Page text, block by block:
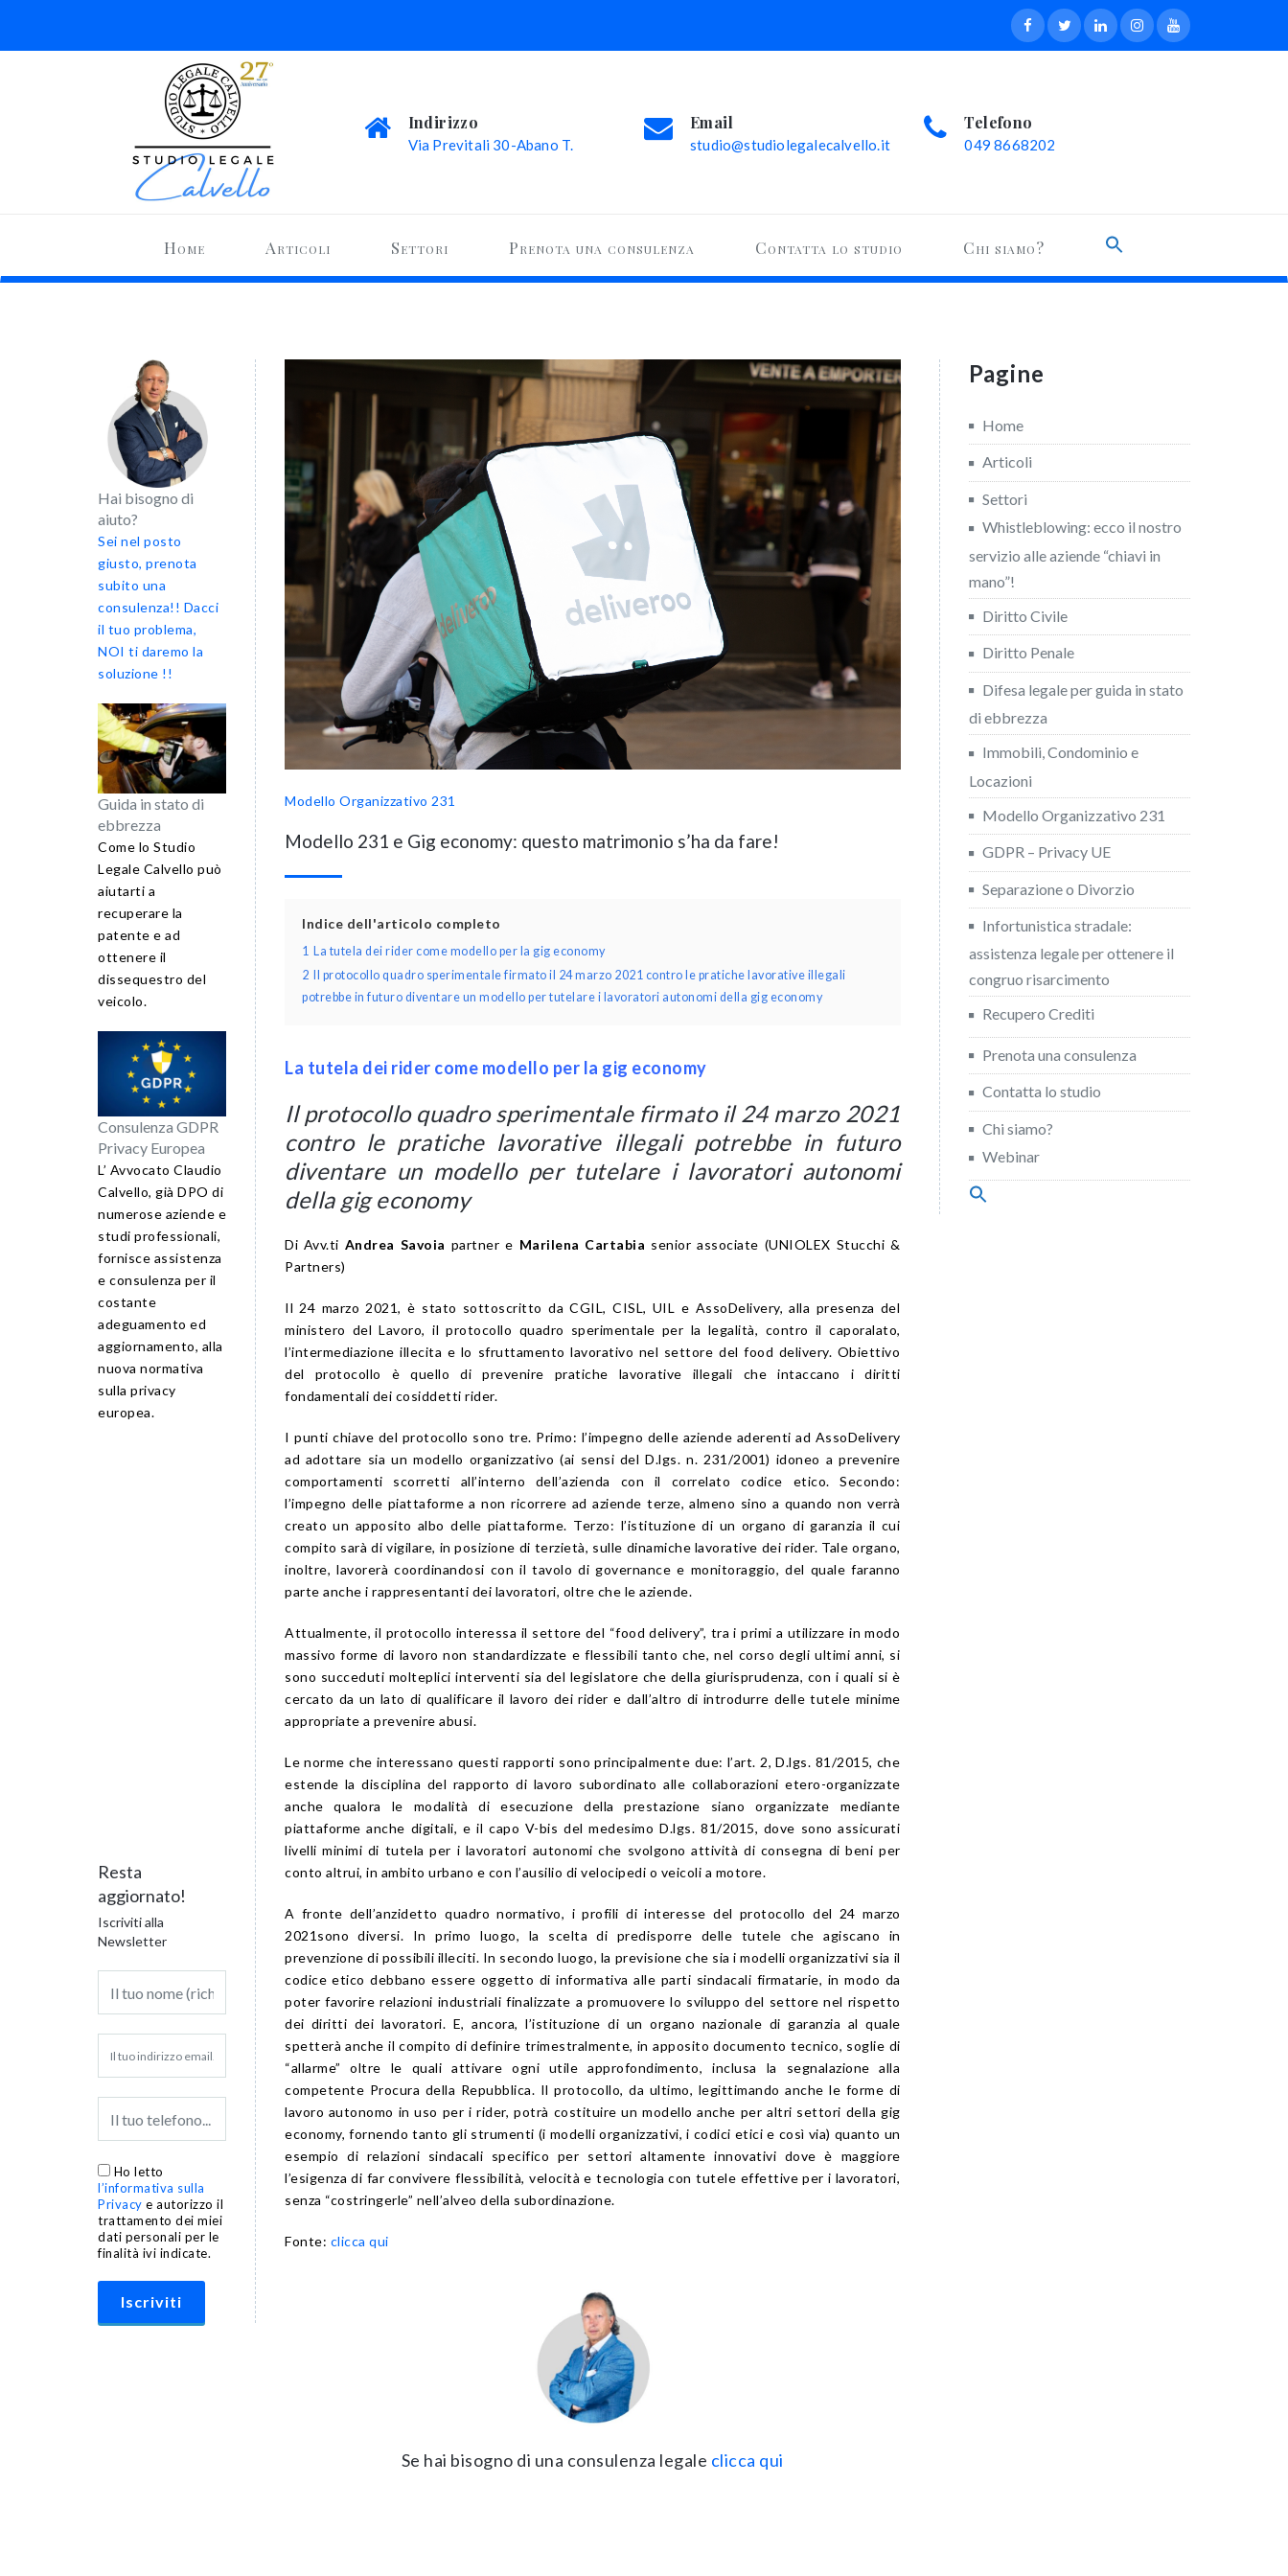
Indirizzo
Via Previtali 30-Abano T.
Email
studio@studiolegalecalvello.it
Telefono
049 8668202
Home Articoli Settori Prenota una consulenza Contatta lo studio Chi siamo?
Hai bisogno di
aiuto?
Sei nel posto
giusto, prenota
subito una
consulenza!! Dacci
il tuo problema,
NOI ti daremo la
soluzione !!
Guida in stato di
ebbrezza
Come lo Studio
Legale Calvello può
aiutarti a
recuperare la
patente e ad
ottenere il
dissequestro del
veicolo.
Consulenza GDPR
Privacy Europea
L’ Avvocato Claudio
Calvello, già DPO di
numerose aziende e
studi professionali,
fornisce assistenza
e consulenza per il
costante
adeguamento ed
aggiornamento, alla
nuova normativa
sulla privacy
europea.
Resta
aggiornato!
Iscriviti alla
Newsletter
Ho letto
l’informativa sulla
Privacy e autorizzo il
trattamento dei miei
dati personali per le
finalità ivi indicate.
Modello Organizzativo 231
Modello 231 e Gig economy: questo matrimonio s’ha da fare!
Indice dell'articolo completo
1 La tutela dei rider come modello per la gig economy
2
Il protocollo quadro sperimentale firmato il 24 marzo 2021 contro le pratiche lavorative illegali
potrebbe in futuro diventare un modello per tutelare i lavoratori autonomi della gig economy
La tutela dei rider come modello per la gig economy
Il protocollo quadro sperimentale firmato il 24 marzo 2021
contro le pratiche lavorative illegali potrebbe in futuro
diventare un modello per tutelare i lavoratori autonomi
della gig economy
Di Avv.ti Andrea Savoia partner e Marilena Cartabia senior associate (UNIOLEX Stucchi &
Partners)
Il 24 marzo 2021, è stato sottoscritto da CGIL, CISL, UIL e AssoDelivery, alla presenza del
ministero del Lavoro, il protocollo quadro sperimentale per la legalità, contro il caporalato,
l’intermediazione illecita e lo sfruttamento lavorativo nel settore del food delivery. Obiettivo
del protocollo è quello di prevenire pratiche lavorative illegali che intaccano i diritti
fondamentali dei cosiddetti rider.
I punti chiave del protocollo sono tre. Primo: l’impegno delle aziende aderenti ad AssoDelivery
ad adottare sia un modello organizzativo (ai sensi del D.lgs. n. 231/2001) idoneo a prevenire
comportamenti scorretti all’interno dell’azienda con il correlato codice etico. Secondo:
l’impegno delle piattaforme a non ricorrere ad aziende terze, almeno sino a quando non verrà
creato un apposito albo delle piattaforme. Terzo: l’istituzione di un organo di garanzia il cui
compito sarà di vigilare, in posizione di terzietà, sulle dinamiche lavorative dei rider. Tale organo,
inoltre, lavorerà coordinandosi con il tavolo di governance e monitoraggio, del quale faranno
parte anche i rappresentanti dei lavoratori, oltre che le aziende.
Attualmente, il protocollo interessa il settore del “food delivery”, tra i primi a utilizzare in modo
massivo forme di lavoro non standardizzate e flessibili tanto che, nel corso degli ultimi anni, si
sono succeduti molteplici interventi sia del legislatore che della giurisprudenza, con i quali si è
cercato da un lato di qualificare il lavoro dei rider e dall’altro di introdurre delle tutele minime
appropriate a prevenire abusi.
Le norme che interessano questi rapporti sono principalmente due: l’art. 2, D.lgs. 81/2015, che
estende la disciplina del rapporto di lavoro subordinato alle collaborazioni etero-organizzate
anche qualora le modalità di esecuzione della prestazione siano organizzate mediante
piattaforme anche digitali, e il capo V-bis del medesimo D.lgs. 81/2015, dove sono assicurati
livelli minimi di tutela per i lavoratori autonomi che svolgono attività di consegna di beni per
conto altrui, in ambito urbano e con l’ausilio di velocipedi o veicoli a motore.
A fronte dell’anzidetto quadro normativo, i profili di interesse del protocollo del 24 marzo
2021sono diversi. In primo luogo, la scelta di predisporre delle tutele che agiscano in
prevenzione di possibili illeciti. In secondo luogo, la previsione che sia i modelli organizzativi sia il
codice etico debbano essere oggetto di informativa alle parti sindacali firmatarie, in modo da
poter favorire relazioni industriali finalizzate a promuovere lo sviluppo del settore nel rispetto
dei diritti dei lavoratori. E, ancora, l’istituzione di un organo nazionale di garanzia al quale
spetterà anche il compito di definire trimestralmente, in apposito documento tecnico, soglie di
“allarme” oltre le quali attivare ogni utile approfondimento, inclusa la segnalazione alla
competente Procura della Repubblica. Il protocollo, da ultimo, legittimando anche le forme di
lavoro autonomo in uso per i rider, potrà costituire un modello anche per altri settori della gig
economy, fornendo tanto gli strumenti (i modelli organizzativi, i codici etici e così via) quanto un
esempio di relazioni sindacali specifico per settori altamente innovativi dove è maggiore
l’esigenza di far convivere flessibilità, velocità e tecnologia con tutele effettive per i lavoratori,
senza “costringerle” nell’alveo della subordinazione.
Fonte: clicca qui
Se hai bisogno di una consulenza legale clicca qui
Pagine
Home
Articoli
Settori
Whistleblowing: ecco il nostro
servizio alle aziende “chiavi in
mano”!
Diritto Civile
Diritto Penale
Difesa legale per guida in stato
di ebbrezza
Immobili, Condominio e
Locazioni
Modello Organizzativo 231
GDPR – Privacy UE
Separazione o Divorzio
Infortunistica stradale:
assistenza legale per ottenere il
congruo risarcimento
Recupero Crediti
Prenota una consulenza
Contatta lo studio
Chi siamo?
Webinar